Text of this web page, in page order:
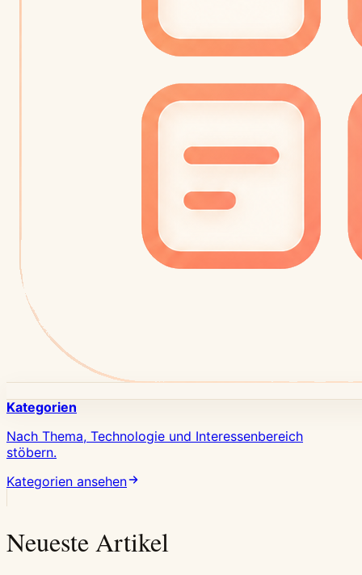
Kategorien
Nach Thema, Technologie und Interessenbereich
stöbern.
Kategorien ansehen
Neueste Artikel